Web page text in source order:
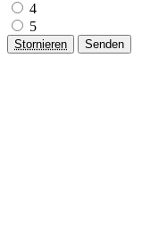
4
5
Stornieren Senden